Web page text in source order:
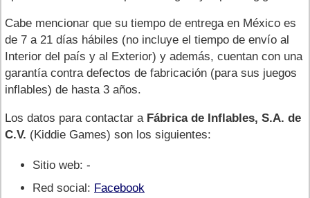
Cabe mencionar que su tiempo de entrega en México es
de 7 a 21 días hábiles (no incluye el tiempo de envío al
Interior del país y al Exterior) y además, cuentan con una
garantía contra defectos de fabricación (para sus juegos
inflables) de hasta 3 años.
Los datos para contactar a Fábrica de Inflables, S.A. de
C.V. (Kiddie Games) son los siguientes:
Sitio web: -
Red social: Facebook